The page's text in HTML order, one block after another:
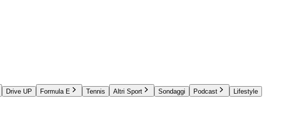
Drive UP Formula E Tennis Altri Sport Sondaggi Podcast
Lifestyle